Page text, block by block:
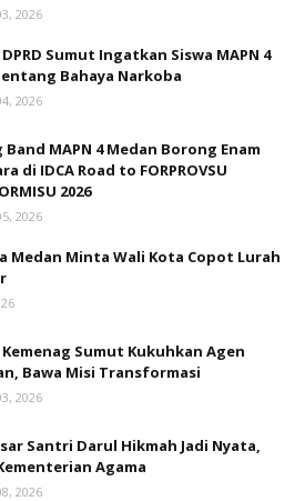
2026
Sumut Ingatkan Siswa MAPN 4
Bahaya Narkoba
2026
MAPN 4 Medan Borong Enam
di IDCA Road to FORPROVSU
2026
2026
Medan Minta Wali Kota Copot Lurah
Sumut Kukuhkan Agen
Bawa Misi Transformasi
2026
Santri Darul Hikmah Jadi Nyata,
Agama
2026